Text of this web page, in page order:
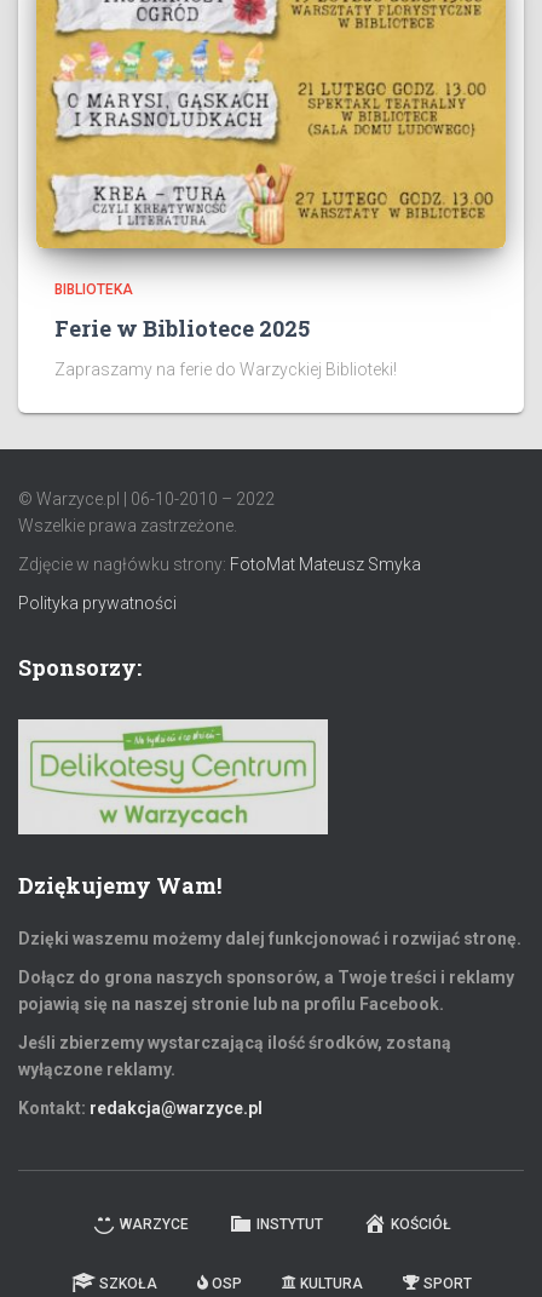
BIBLIOTEKA
Ferie w Bibliotece 2025
Zapraszamy na ferie do Warzyckiej Biblioteki!
© Warzyce.pl | 06-10-2010 – 2022
Wszelkie prawa zastrzeżone.
Zdjęcie w nagłówku strony: FotoMat Mateusz Smyka
Polityka prywatności
Sponsorzy:
Dziękujemy Wam!
Dzięki waszemu możemy dalej funkcjonować i rozwijać stronę.
Dołącz do grona naszych sponsorów, a Twoje treści i reklamy
pojawią się na naszej stronie lub na profilu Facebook.
Jeśli zbierzemy wystarczającą ilość środków, zostaną
wyłączone reklamy.
Kontakt: redakcja@warzyce.pl
WARZYCE INSTYTUT KOŚCIÓŁ
SZKOŁA OSP KULTURA SPORT